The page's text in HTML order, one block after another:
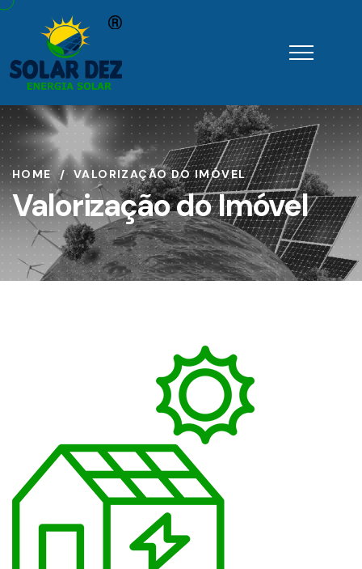
HOME VALORIZAÇÃO DO IMÓVEL
Valorização do Imóvel